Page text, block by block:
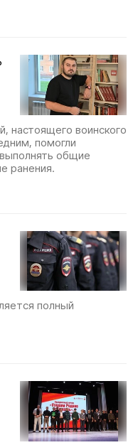
настоящего воинского
помогли
общие
ранения.
полный